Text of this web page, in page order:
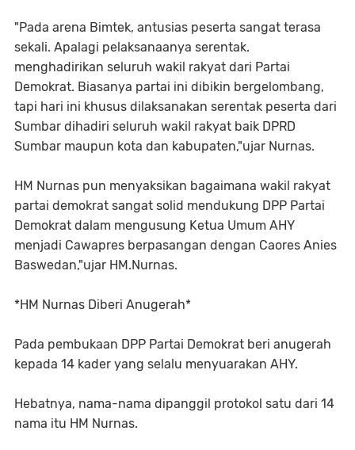
"Pada arena Bimtek, antusias peserta sangat terasa
sekali. Apalagi pelaksanaanya serentak.
menghadirikan seluruh wakil rakyat dari Partai
Demokrat. Biasanya partai ini dibikin bergelombang,
tapi hari ini khusus dilaksanakan serentak peserta dari
Sumbar dihadiri seluruh wakil rakyat baik DPRD
Sumbar maupun kota dan kabupaten,"ujar Nurnas.
HM Nurnas pun menyaksikan bagaimana wakil rakyat
partai demokrat sangat solid mendukung DPP Partai
Demokrat dalam mengusung Ketua Umum AHY
menjadi Cawapres berpasangan dengan Caores Anies
Baswedan,"ujar HM.Nurnas.
*HM Nurnas Diberi Anugerah*
Pada pembukaan DPP Partai Demokrat beri anugerah
kepada 14 kader yang selalu menyuarakan AHY.
Hebatnya, nama-nama dipanggil protokol satu dari 14
nama itu HM Nurnas.